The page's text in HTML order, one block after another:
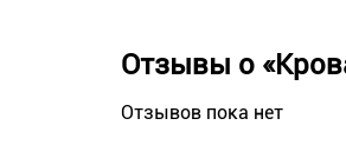
Отзывы о
Отзывов пока нет